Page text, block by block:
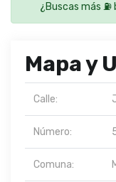
¿Buscas más
Mapa y
Calle:
Número:
Comuna: